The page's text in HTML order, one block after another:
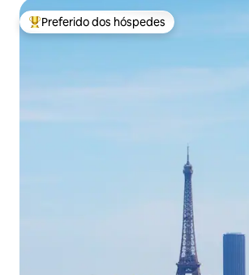
Entre os melhores preferidos dos hóspedes
Preferido dos hóspedes